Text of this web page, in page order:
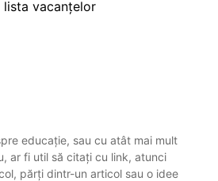
vacanțelor
educație, sau cu atât mai mult
ar fi util să citați cu link, atunci
părți dintr-un articol sau o idee